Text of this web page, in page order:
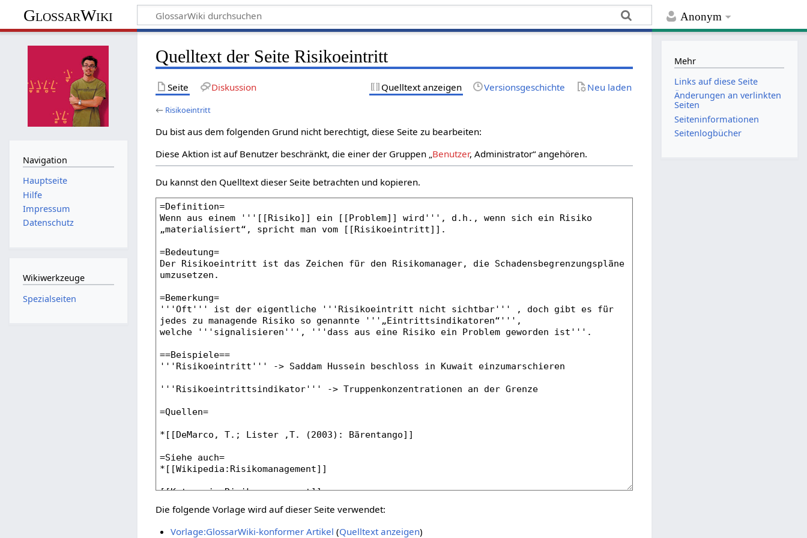
Anonym
GlossarWiki
Quelltext der Seite Risikoeintritt
Seite Diskussion Quelltext anzeigen Versionsgeschichte Neu laden
← Risikoeintritt
Du bist aus dem folgenden Grund nicht berechtigt, diese Seite zu bearbeiten:
Diese Aktion ist auf Benutzer beschränkt, die einer der Gruppen „Benutzer, Administrator“ angehören.
Du kannst den Quelltext dieser Seite betrachten und kopieren.
Die folgende Vorlage wird auf dieser Seite verwendet:
Vorlage:GlossarWiki-konformer Artikel (Quelltext anzeigen)
Navigation
Hauptseite
Hilfe
Impressum
Datenschutz
Wikiwerkzeuge
Spezialseiten
Mehr
Links auf diese Seite
Änderungen an verlinkten
Seiten
Seiten­­informationen
Seitenlogbücher